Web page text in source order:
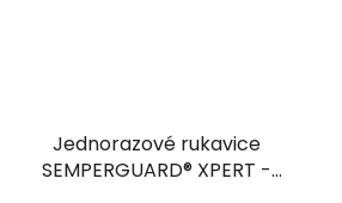
Jednorazové rukavice
SEMPERGUARD® XPERT -